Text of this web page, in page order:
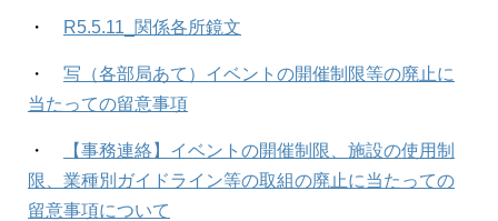
・ R5.5.11_関係各所鏡文
・ 写（各部局あて）イベントの開催制限等の廃止に
当たっての留意事項
・
【事務連絡】イベントの開催制限、施設の使用制
限、業種別ガイドライン等の取組の廃止に当たっての
留意事項について